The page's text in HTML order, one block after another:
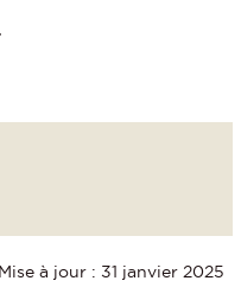
Mise à jour : 31 janvier 2025